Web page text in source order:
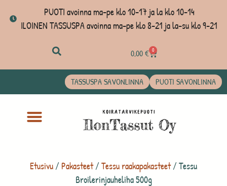
PUOTI avoinna ma-pe klo 10-17 ja la klo 10-14
ILOINEN TASSUSPA avoinna ma-pe klo 8-21 ja la-su klo 9-21
0,00€ 0
TASSUSPA SAVONLINNA PUOTI SAVONLINNA
Etusivu / Pakasteet/Tessu raakapakasteet/ Tessu
Broilerinjauheliha 500g